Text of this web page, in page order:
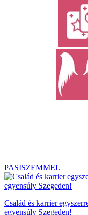
PASISZEMMEL
Család és karrier
egyensúly Szegeden!